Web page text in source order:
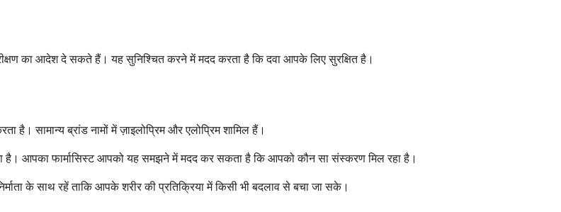
का आदेश दे सकते हैं। यह सुनिश्चित करने में मदद करता है कि दवा आपके लिए सुरक्षित है।
है। सामान्य ब्रांड नामों में ज़ाइलोप्रिम और एलोप्रिम शामिल हैं।
है। आपका फार्मासिस्ट आपको यह समझने में मदद कर सकता है कि आपको कौन सा संस्करण मिल रहा है।
के साथ रहें ताकि आपके शरीर की प्रतिक्रिया में किसी भी बदलाव से बचा जा सके।